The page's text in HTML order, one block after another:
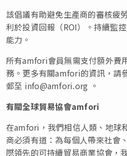
該倡議有助避免生產商的審核疲
利於投資回報（ROI）。持續監
能力。
所有amfori會員無需支付額外費
務。更多有關amfori的資訊， 請
郵至 info@amfori.org 。
有關全球貿易協會amfori
在amfori，我們相信人類、地球
商必須有道：為每個人帶來社會
際領先的可持續貿易商業協會，